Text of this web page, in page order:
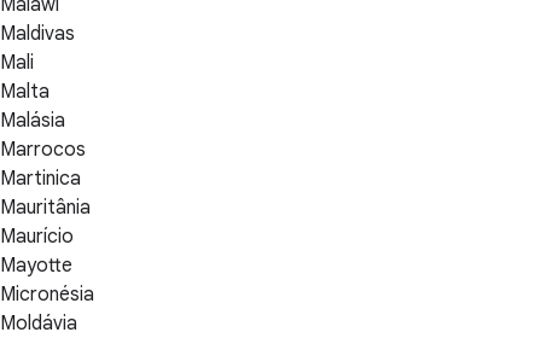
Maldivas
Mali
Malta
Malásia
Marrocos
Martinica
Mauritânia
Maurício
Mayotte
Micronésia
Moldávia